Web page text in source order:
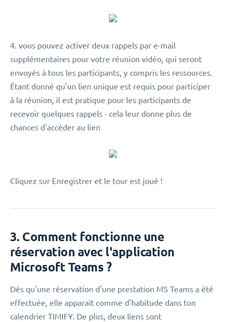
4. vous pouvez activer deux rappels par e-mail
supplémentaires pour votre réunion vidéo, qui seront
envoyés à tous les participants, y compris les ressources.
Étant donné qu'un lien unique est requis pour participer
à la réunion, il est pratique pour les participants de
recevoir quelques rappels - cela leur donne plus de
chances d'accéder au lien
Cliquez sur Enregistrer et le tour est joué !
3. Comment fonctionne une
réservation avec l'application
Microsoft Teams ?
Dès qu'une réservation d'une prestation MS Teams a été
effectuée, elle apparaît comme d'habitude dans ton
calendrier TIMIFY. De plus, deux liens sont